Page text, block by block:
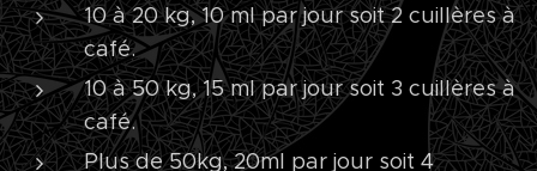
10 à 20 kg, 10 ml par jour soit 2 cuillères à
café.
10 à 50 kg, 15 ml par jour soit 3 cuillères à
café.
Plus de 50kg, 20ml par jour soit 4